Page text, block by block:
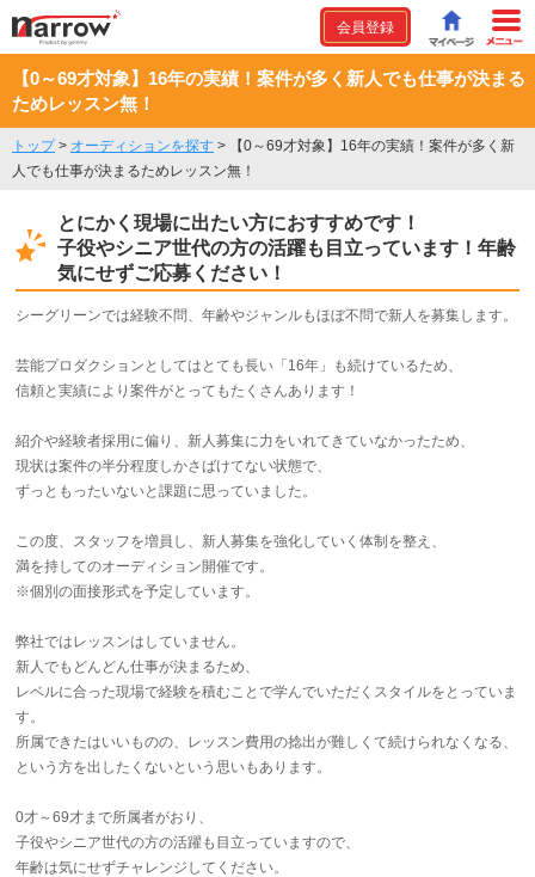
会員登録
【0～69才対象】16年の実績！案件が多く新人でも仕事が決まる
ためレッスン無！
トップ> オーディションを探す >
【0～69才対象】16年の実績！案件が多く新
人でも仕事が決まるためレッスン無！
とにかく現場に出たい方におすすめです！
子役やシニア世代の方の活躍も目立っています！年齢
気にせずご応募ください！
シーグリーンでは経験不問、年齢やジャンルもほぼ不問で新人を募集します。
芸能プロダクションとしてはとても長い「16年」も続けているため、
信頼と実績により案件がとってもたくさんあります！
紹介や経験者採用に偏り、新人募集に力をいれてきていなかったため、
現状は案件の半分程度しかさばけてない状態で、
ずっともったいないと課題に思っていました。
この度、スタッフを増員し、新人募集を強化していく体制を整え、
満を持してのオーディション開催です。
※個別の面接形式を予定しています。
弊社ではレッスンはしていません。
新人でもどんどん仕事が決まるため、
レベルに合った現場で経験を積むことで学んでいただくスタイルをとっていま
す。
所属できたはいいものの、レッスン費用の捻出が難しくて続けられなくなる、
という方を出したくないという思いもあります。
0才～69才まで所属者がおり、
子役やシニア世代の方の活躍も目立っていますので、
年齢は気にせずチャレンジしてください。